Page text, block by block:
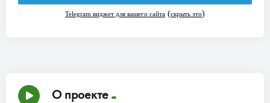
О проекте